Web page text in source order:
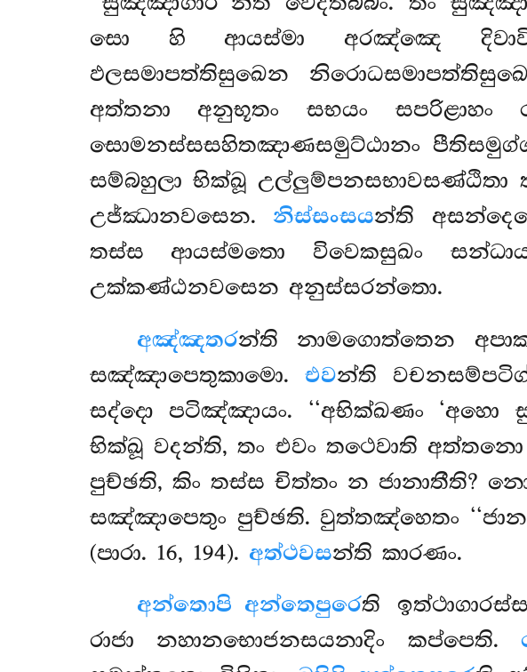
සො හි ආයස්මා අරඤ්ඤෙ
ඵලසමාපත්තිසුඛෙන
අත්තනා අනුභූතං සභයං සපරිළාහං
සොමනස්සසහිතඤාණසමුට්ඨානං
සම්බහුලා භික්ඛූ උල්ලුම්පනසභාවසණ්ඨිතා
උජ්ඣානවසෙන. නිස්සංසයන්ති
තස්ස ආයස්මතො විවෙකසුඛං
උක්කණ්ඨනවසෙන අනුස්සරන්තො.
අඤ්ඤතරන්ති නාමගොත්තෙන
සඤ්ඤාපෙතුකාමො.එවන්ති
සද්දො පටිඤ්ඤායං. ‘‘අභික්ඛණං ‘අහො
භික්ඛූ වදන්ති, තං එවං තථෙවාති අත්තනො
පුච්ඡති, කිං තස්ස චිත්තං න ජානාතීති?
සඤ්ඤාපෙතුං පුච්ඡති. වුත්තඤ්හෙතං
(පාරා. 16, 194). අත්ථවසන්ති කාරණං.
අන්තොපි අන්තෙපුරෙති
රාජා නහානභොජනසයනාදිං කප්පෙති.